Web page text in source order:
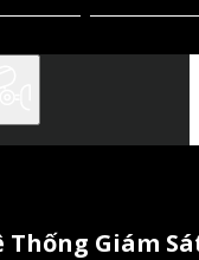
Thống Giám